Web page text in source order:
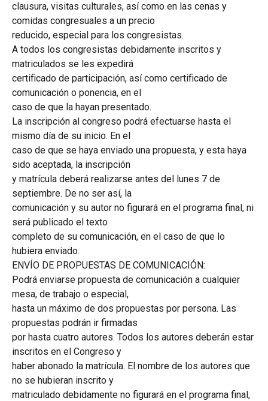
clausura, visitas culturales, así como en las cenas y
comidas congresuales a un precio
reducido, especial para los congresistas.
A todos los congresistas debidamente inscritos y
matriculados se les expedirá
certificado de participación, así como certificado de
comunicación o ponencia, en el
caso de que la hayan presentado.
La inscripción al congreso podrá efectuarse hasta el
mismo día de su inicio. En el
caso de que se haya enviado una propuesta, y esta haya
sido aceptada, la inscripción
y matrícula deberá realizarse antes del lunes 7 de
septiembre. De no ser así, la
comunicación y su autor no figurará en el programa final, ni
será publicado el texto
completo de su comunicación, en el caso de que lo
hubiera enviado.
ENVÍO DE PROPUESTAS DE COMUNICACIÓN:
Podrá enviarse propuesta de comunicación a cualquier
mesa, de trabajo o especial,
hasta un máximo de dos propuestas por persona. Las
propuestas podrán ir firmadas
por hasta cuatro autores. Todos los autores deberán estar
inscritos en el Congreso y
haber abonado la matrícula. El nombre de los autores que
no se hubieran inscrito y
matriculado debidamente no figurará en el programa final,